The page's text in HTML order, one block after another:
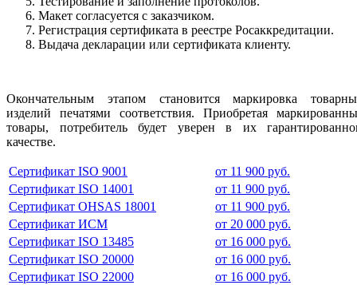
Макет согласуется с заказчиком.
Регистрация сертификата в реестре Росаккредитации.
Выдача декларации или сертификата клиенту.
Окончательным этапом становится маркировка
изделий печатями соответствия. Приобретая
товары, потребитель будет уверен в их
качестве.
Сертификат ISO 9001
от 11 900 руб.
Сертификат ISO 14001
от 11 900 руб.
Сертификат OHSAS 18001
от 11 900 руб.
Сертификат ИСМ
от 20 000 руб.
Сертификат ISO 13485
от 16 000 руб.
Сертификат ISO 20000
от 16 000 руб.
Сертификат ISO 22000
от 16 000 руб.